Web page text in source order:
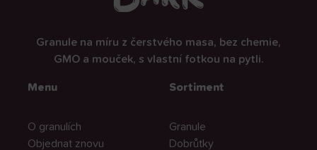
Granule na míru z čerstvého masa, bez chemie,
GMO a mouček, s vlastní fotkou na pytli.
Menu
O granulích
Objednat znovu
Sortiment
Granule
Dobrůtky